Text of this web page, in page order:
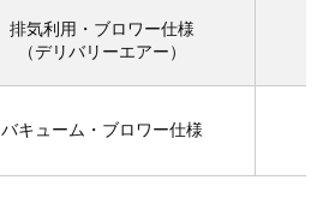
排気利用・ブロワー仕様
（デリバリーエアー）
バキューム・ブロワー仕様